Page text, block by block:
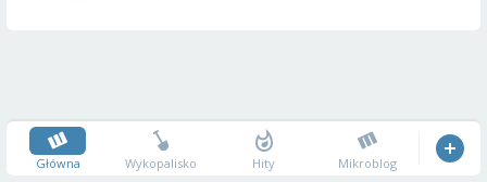
Główna Wykopalisko Hity Mikroblog